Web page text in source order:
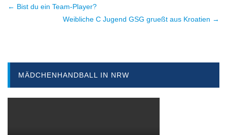
Beitragsnavigation
← Bist du ein Team-Player?
Weibliche C Jugend GSG grueßt aus Kroatien →
MÄDCHENHANDBALL IN NRW